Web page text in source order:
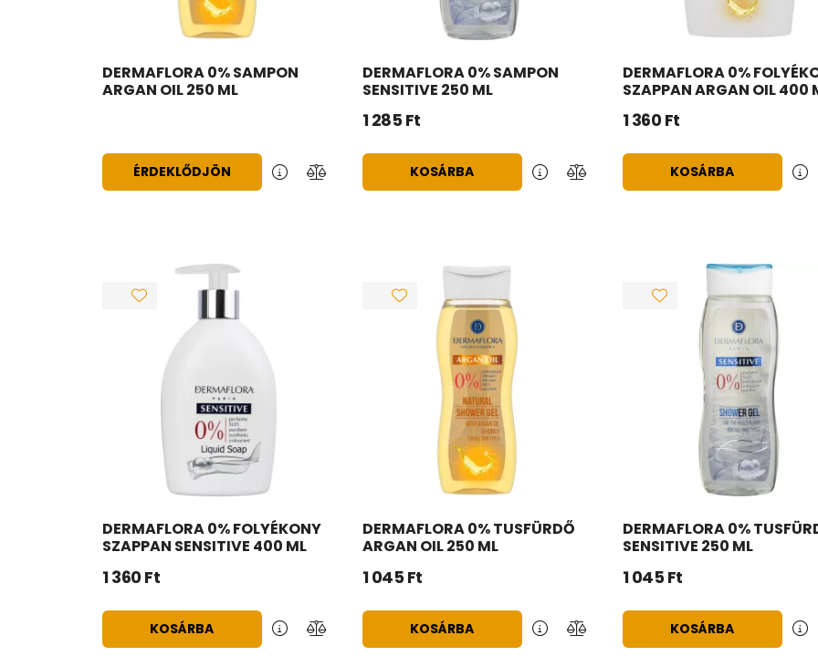
DERMAFLORA 0% SAMPON
ARGAN OIL 250 ML
ÉRDEKLŐDJÖN
DERMAFLORA 0% SAMPON
SENSITIVE 250 ML
1 285 Ft
KOSÁRBA
DERMAFLORA 0%
SZAPPAN ARGAN OIL 400
1 360Ft
KOSÁRBA
DERMAFLORA 0% FOLYÉKONY
SZAPPAN SENSITIVE 400 ML
1 360Ft
KOSÁRBA
DERMAFLORA 0% TUSFÜRDŐ
ARGAN OIL 250 ML
1 045 Ft
KOSÁRBA
DERMAFLORA 0%
SENSITIVE 250 ML
1 045 Ft
KOSÁRBA